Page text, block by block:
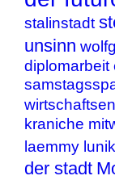
stalinstadt
unsinn
diplomarbeit
kraniche
laemmy lunik
der stadt